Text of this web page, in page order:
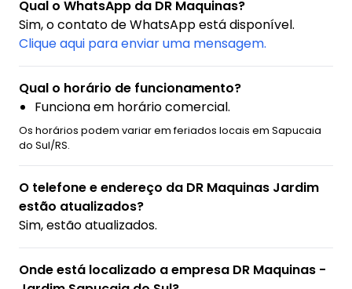
Qual o WhatsApp da DR Maquinas?
Sim, o contato de WhatsApp está disponível.
Clique aqui para enviar uma mensagem.
Qual o horário de funcionamento?
Funciona em horário comercial.
Os horários podem variar em feriados locais em Sapucaia
do Sul/RS.
O telefone e endereço da DR Maquinas Jardim
estão atualizados?
Sim, estão atualizados.
Onde está localizado a empresa DR Maquinas -